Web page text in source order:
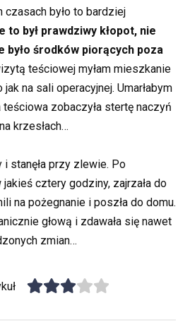
było to bardziej
to był prawdziwy kłopot, nie
było środków piorących poza
teściowej myłam mieszkanie
na sali operacyjnej. Umarłabym
zobaczyła stertę naczyń
krzesłach…
i stanęła przy zlewie. Po
cztery godziny, zajrzała do
na pożegnanie i poszła do domu.
głową i zdawała się nawet
zmian…